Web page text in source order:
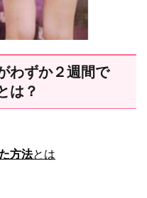
わずか２週間で
は？
方法とは